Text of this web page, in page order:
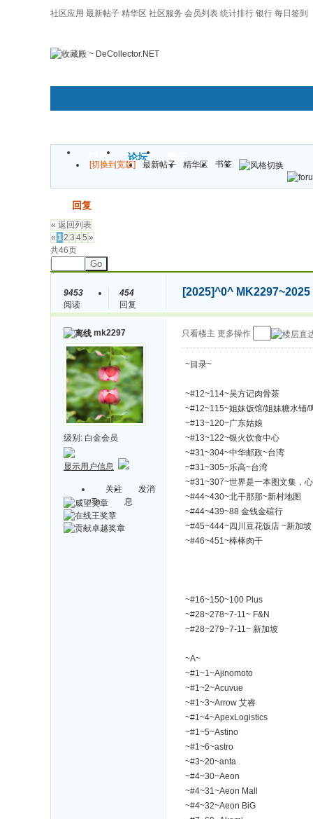
社区应用 最新帖子 精华区 社区服务 会员列表 统计排行 银行 每日签到
门户 论坛
[切换到宽版] 最新帖子 精华区
书签
回复
« 返回列表
« 12 3 45 »
共46页
Go
9453
阅读
454
回复
[2025]^0^ MK2297~2025
mk2297
级别: 白金会员
显示用户信息
关注
Ta
发消
息
只看楼主 更多操作
~目录~
~#12~114~吴方记肉骨茶
~#12~115~姐妹饭馆/姐妹糖水铺/
~#13~120~广东姑娘
~#13~122~银火饮食中心
~#31~304~中华邮政~台湾
~#31~305~乐高~台湾
~#31~307~世界是一本图文集，
~#44~430~北干那那~新村地图
~#44~439~88 金钱金碹行
~#45~444~四川豆花饭店 ~新加坡
~#46~451~棒棒肉干
~#16~150~100 Plus
~#28~278~7-11~ F&N
~#28~279~7-11~ 新加坡
~A~
~#1~1~Ajinomoto
~#1~2~Acuvue
~#1~3~Arrow 艾睿
~#1~4~ApexLogistics
~#1~5~Astino
~#1~6~astro
~#3~20~anta
~#4~30~Aeon
~#4~31~Aeon Mall
~#4~32~Aeon BiG